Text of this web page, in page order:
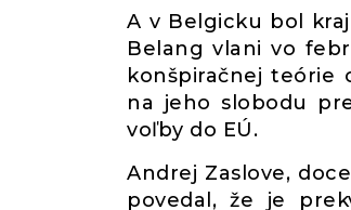
A v Belgicku bol
Belang vlani vo
konšpiračnej teórie
na jeho slobodu
voľby do EÚ.
Andrej Zaslove,
povedal, že je